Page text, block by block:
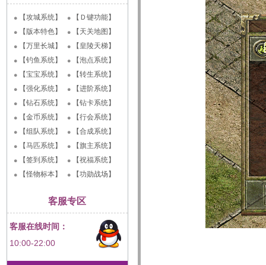
【攻城系统】
【Ｄ键功能】
【版本特色】
【天关地图】
【万里长城】
【皇陵天梯】
【钓鱼系统】
【泡点系统】
【宝宝系统】
【转生系统】
【强化系统】
【进阶系统】
【钻石系统】
【钻卡系统】
【金币系统】
【行会系统】
【组队系统】
【合成系统】
【马匹系统】
【旗主系统】
【签到系统】
【祝福系统】
【怪物标本】
【功勋战场】
客服专区
客服在线时间：
10:00-22:00